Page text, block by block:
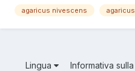
agaricus nivescens
Lingua Informativa